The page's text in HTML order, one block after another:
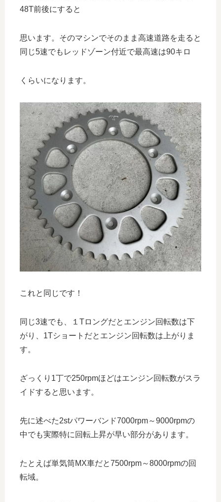
48T前後にすると
思います。そのマシンでそのまま高速道路を走ると
同じ5速でもレッドゾーン付近で最高速は90キロ
くらいになります。
これと同じです！
同じ3速でも、１Tロングだとエンジン回転数は下
がり、1Tショートだとエンジン回転数は上がりま
す。
ざっくり1丁で250rpmほどはエンジン回転数がスラ
イドすると思います。
先に述べた2stパワーバンド7000rpm～9000rpmの
中でも実際特に回転上昇が早い部分があります。
たとえば単気筒MX車だと7500rpm～8000rpmの回
転域。